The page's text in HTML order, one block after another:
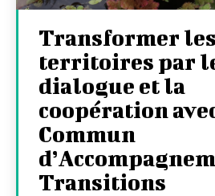
Transformer les
territoires par
dialogue et la
coopération
Commun
Transitions